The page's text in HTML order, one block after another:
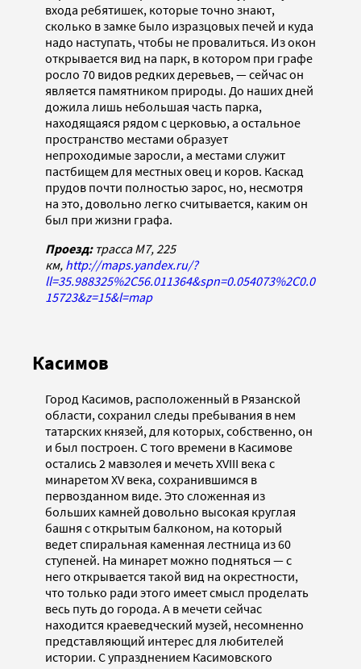
входа ребятишек, которые точно знают,
сколько в замке было изразцовых печей и куда
надо наступать, чтобы не провалиться. Из окон
открывается вид на парк, в котором при графе
росло 70 видов редких деревьев, — сейчас он
является памятником природы. До наших дней
дожила лишь небольшая часть парка,
находящаяся рядом с церковью, а остальное
пространство местами образует
непроходимые заросли, а местами служит
пастбищем для местных овец и коров. Каскад
прудов почти полностью зарос, но, несмотря
на это, довольно легко считывается, каким он
был при жизни графа.
Проезд:трасса М7, 225
км, http://maps.yandex.ru/?
ll=35.988325%2C56.011364&spn=0.054073%2C0.0
15723&z=15&l=map
Касимов
Город Касимов, расположенный в Рязанской
области, сохранил следы пребывания в нем
татарских князей, для которых, собственно, он
и был построен. С того времени в Касимове
остались 2 мавзолея и мечеть XVIII века с
минаретом XV века, сохранившимся в
первозданном виде. Это сложенная из
больших камней довольно высокая круглая
башня с открытым балконом, на который
ведет спиральная каменная лестница из 60
ступеней. На минарет можно подняться — с
него открывается такой вид на окрестности,
что только ради этого имеет смысл проделать
весь путь до города. А в мечети сейчас
находится краеведческий музей, несомненно
представляющий интерес для любителей
истории. С упразднением Касимовского